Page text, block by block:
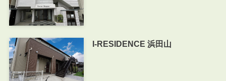
I-RESIDENCE 浜田山